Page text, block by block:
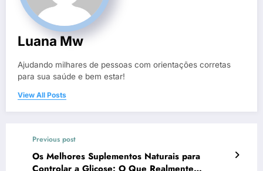
Luana Mw
Ajudando milhares de pessoas com orientações corretas
para sua saúde e bem estar!
View All Posts
Previous post
Os Melhores Suplementos Naturais para